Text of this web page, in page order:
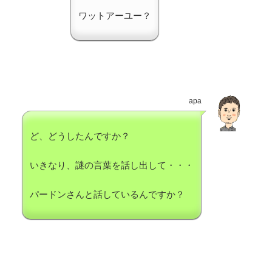
ワットアーユー？
apa
ど、どうしたんですか？
いきなり、謎の言葉を話し出して・・・
パードンさんと話しているんですか？